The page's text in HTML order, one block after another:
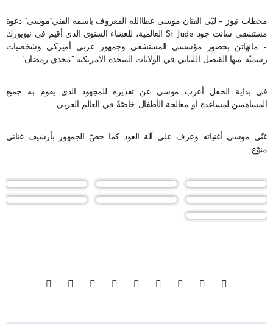
محطات نيوز – لبّى الفنان موسى عطاالله المعروف باسمه الفني”موسى” دعوة
مستشفى سانت جود St Jude العالمية، للعشاء السنوي الذي أقيم في نيويورك
– مانهاتن بحضور مؤسسي المستشفى وجمهور عربي أميركي وشخصيات
رسميّة منها القنصل اللبناني في الولايات المتحدة الامريكية “مجدي رمضان”.
في بداية الحفل أعرب موسى عن تقديره للمجهود الذي يقوم به جميع
المساهمين لمساعدة او معالجة الأطفال خاصّةً في العالم العربي.
غنّى موسى أغنياته وعزف على آلة العود كما خصّ الجمهور بأرشيف غنائي
منوّع.